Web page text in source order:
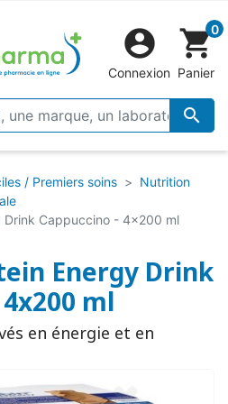


Connexion
shopping_cart0
Panier
/ Premiers soins
Nutrition
Drink Cappuccino - 4x200 ml
Energy Drink
ml
en énergie et en